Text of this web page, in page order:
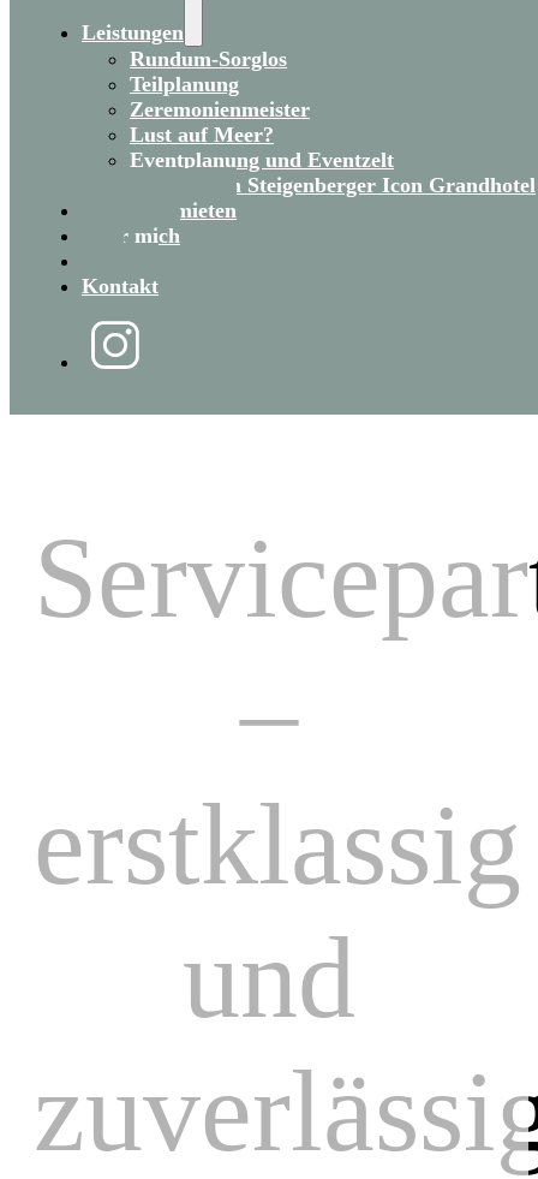
Leistungen
Rundum-Sorglos
Teilplanung
Zeremonienmeister
Lust auf Meer?
Eventplanung und Eventzelt
Heiraten im Steigenberger Icon Grandhotel
Eventzelt mieten
Über mich
Kontakt
–
erstklassig
und